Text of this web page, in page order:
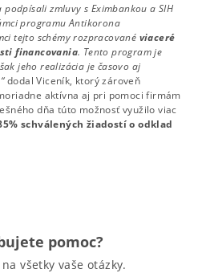
zmluvy s Eximbankou a SIH
programu Antikorona
tejto schémy rozpracované viaceré
financovania. Tento program je
jeho realizácia je časovo aj
dodal Viceník, ktorý zároveň
aktívna aj pri pomoci firmám
dňa túto možnosť využilo viac
schválených žiadostí o odklad
pomoc?
všetky vaše otázky.